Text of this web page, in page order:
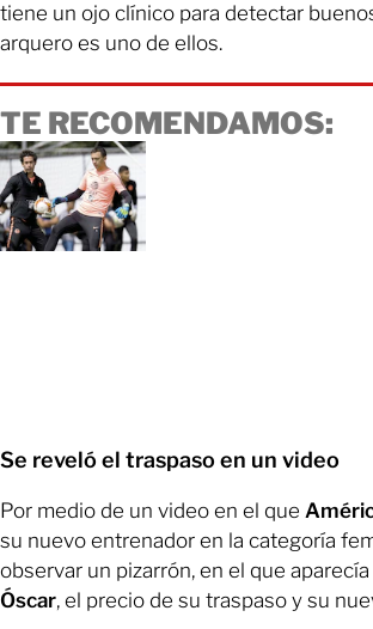
tiene un ojo clínico para detectar
arquero es uno de ellos.
TE RECOMENDAMOS:
Se reveló el traspaso en un video
Por medio de un video en el que
su nuevo entrenador en la categoría
observar un pizarrón, en el que
Óscar, el precio de su traspaso y su